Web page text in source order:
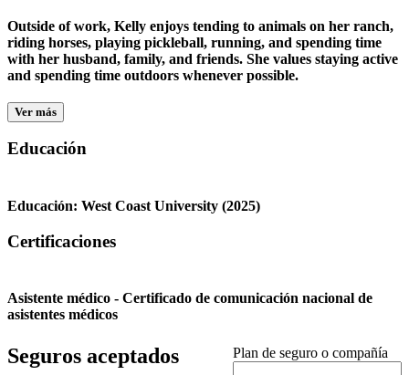
Outside of work, Kelly enjoys tending to animals on her ranch,
riding horses, playing pickleball, running, and spending time
with her husband, family, and friends. She values staying active
and spending time outdoors whenever possible.
Ver más
Educación
Educación: West Coast University (2025)
Certificaciones
Asistente médico - Certificado de comunicación nacional de
asistentes médicos
Seguros aceptados Plan de seguro o compañía